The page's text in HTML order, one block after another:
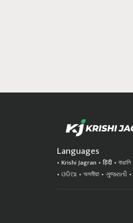
Languages
Krishi Jagran हिंदी বাঙালি
ଓଡିଆ
অসমীয়া ગુજરાતી